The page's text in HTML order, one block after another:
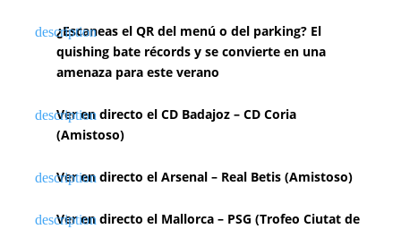
¿Escaneas el QR del menú o del parking? El
quishing bate récords y se convierte en una
amenaza para este verano
Ver en directo el CD Badajoz – CD Coria
(Amistoso)
Ver en directo el Arsenal – Real Betis (Amistoso)
Ver en directo el Mallorca – PSG (Trofeo Ciutat de